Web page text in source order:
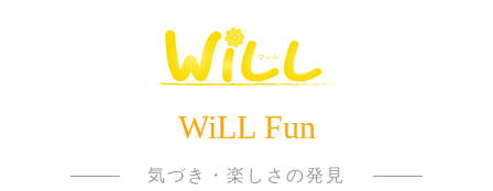
WiLL Fun
気づき・楽しさの発見